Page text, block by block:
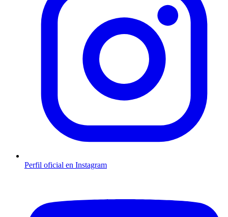
Perfil oficial en Instagram